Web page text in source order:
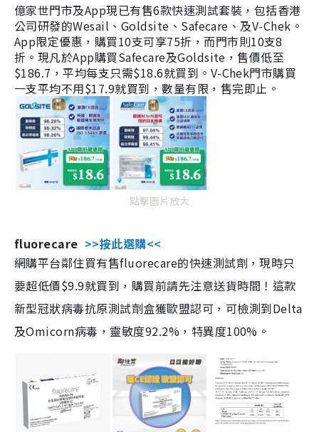
億家世門市及App現已有售6款快速測試套裝，包括香港
公司研發的Wesail、Goldsite、Safecare、及V-Chek。
App限定優惠，購買10支可享75折，而門市則10支8
折。現凡於App購買Safecare及Goldsite，售價低至
$186.7，平均每支只需$18.6就買到。V-Chek門市購買
一支平均不用$17.9就買到，數量有限，售完即止。
點擊圖片放大
fluorecare >>按此選購<<
網購平台鄰住買有售fluorecare的快速測試劑，現時只
要超低價$9.9就買到，購買前請先注意送貨時間！這款
新型冠狀病毒抗原測試劑盒獲歐盟認可，可檢測到Delta
及Omicorn病毒，靈敏度92.2%，特異度100%。